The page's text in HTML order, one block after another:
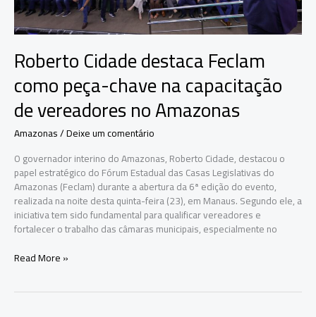
Roberto Cidade destaca Feclam
como peça-chave na capacitação
de vereadores no Amazonas
Amazonas/Deixe um comentário
O governador interino do Amazonas, Roberto Cidade, destacou o
papel estratégico do Fórum Estadual das Casas Legislativas do
Amazonas (Feclam) durante a abertura da 6ª edição do evento,
realizada na noite desta quinta-feira (23), em Manaus. Segundo ele, a
iniciativa tem sido fundamental para qualificar vereadores e
fortalecer o trabalho das câmaras municipais, especialmente no
Roberto
Read More »